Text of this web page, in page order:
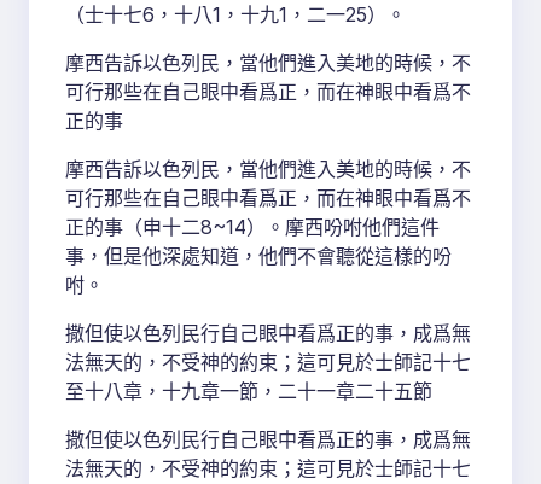
（士十七6，十八1，十九1，二一25）。
摩西告訴以色列民，當他們進入美地的時候，不
可行那些在自己眼中看爲正，而在神眼中看爲不
正的事
摩西告訴以色列民，當他們進入美地的時候，不
可行那些在自己眼中看爲正，而在神眼中看爲不
正的事（申十二8~14）。摩西吩咐他們這件
事，但是他深處知道，他們不會聽從這樣的吩
咐。
撒但使以色列民行自己眼中看爲正的事，成爲無
法無天的，不受神的約束；這可見於士師記十七
至十八章，十九章一節，二十一章二十五節
撒但使以色列民行自己眼中看爲正的事，成爲無
法無天的，不受神的約束；這可見於士師記十七